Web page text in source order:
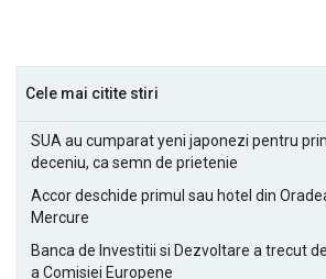
Cele mai citite stiri
SUA au cumparat yeni japonezi pentru
deceniu, ca semn de prietenie
Accor deschide primul sau hotel din
Mercure
Banca de Investitii si Dezvoltare a trecut
a Comisiei Europene